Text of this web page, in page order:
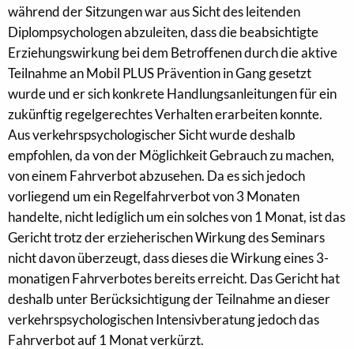
während der Sitzungen war aus Sicht des leitenden
Diplompsychologen abzuleiten, dass die beabsichtigte
Erziehungswirkung bei dem Betroffenen durch die aktive
Teilnahme an Mobil PLUS Prävention in Gang gesetzt
wurde und er sich konkrete Handlungsanleitungen für ein
zukünftig regelgerechtes Verhalten erarbeiten konnte.
Aus verkehrspsychologischer Sicht wurde deshalb
empfohlen, da von der Möglichkeit Gebrauch zu machen,
von einem Fahrverbot abzusehen. Da es sich jedoch
vorliegend um ein Regelfahrverbot von 3 Monaten
handelte, nicht lediglich um ein solches von 1 Monat, ist das
Gericht trotz der erzieherischen Wirkung des Seminars
nicht davon überzeugt, dass dieses die Wirkung eines 3-
monatigen Fahrverbotes bereits erreicht. Das Gericht hat
deshalb unter Berücksichtigung der Teilnahme an dieser
verkehrspsychologischen Intensivberatung jedoch das
Fahrverbot auf 1 Monat verkürzt.